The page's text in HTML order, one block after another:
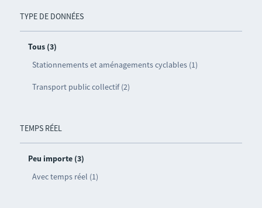
TYPE DE DONNÉES
Tous (3)
Stationnements et aménagements cyclables (1)
Transport public collectif (2)
TEMPS RÉEL
Peu importe (3)
Avec temps réel (1)